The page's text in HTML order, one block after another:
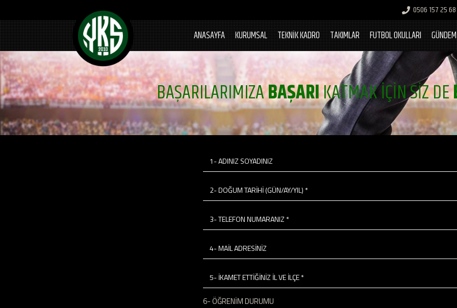
0506 157 25 68
ANASAYFA KURUMSAL TEKNİK KADRO TAKIMLAR FUTBOL OKULLARI GÜNDEM
BAŞARILARIMIZABAŞARIKATMAK İÇİN SİZ DE
1- ADINIZ SOYADINIZ
2- DOĞUM TARİHİ (GÜN/AY/YIL) *
3- TELEFON NUMARANIZ *
4- MAİL ADRESİNİZ
5- İKAMET ETTİĞİNİZ İL VE İLÇE *
6- ÖĞRENİM DURUMU